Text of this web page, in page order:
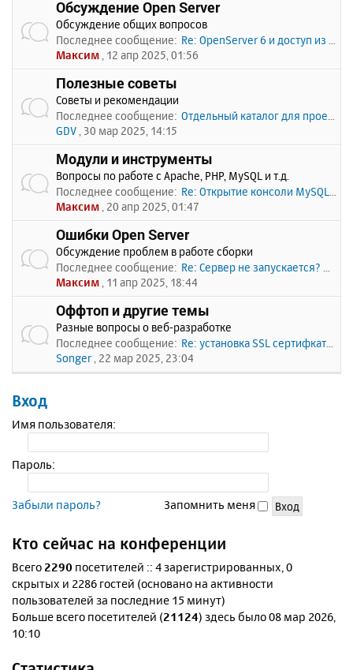
Обсуждение Open Server
Обсуждение общих вопросов
Последнее сообщение: Re: OpenServer 6 и доступ из …
Максим , 12 апр 2025, 01:56
Полезные советы
Советы и рекомендации
Последнее сообщение: Отдельный каталог для проекто…
GDV , 30 мар 2025, 14:15
Модули и инструменты
Вопросы по работе с Apache, PHP, MySQL и т.д.
Последнее сообщение: Re: Открытие консоли MySQL по…
Максим , 20 апр 2025, 01:47
Ошибки Open Server
Обсуждение проблем в работе сборки
Последнее сообщение: Re: Сервер не запускается? Пи…
Максим , 11 апр 2025, 18:44
Оффтоп и другие темы
Разные вопросы о веб-разработке
Последнее сообщение: Re: установка SSL сертифката
Songer , 22 мар 2025, 23:04
Вход
Имя пользователя:
Пароль:
Забыли пароль? Запомнить меня
Кто сейчас на конференции
Всего 2290 посетителей :: 4 зарегистрированных, 0
скрытых и 2286 гостей (основано на активности
пользователей за последние 15 минут)
Больше всего посетителей (21124) здесь было 08 мар 2026,
10:10